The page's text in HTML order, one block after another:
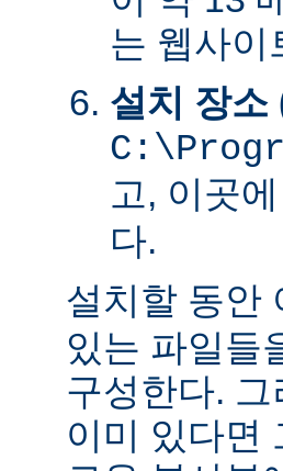
는 웹사이
설치 장
고, 이곳에
다.
설치할 동안
있는 파일들
구성한다.
이미 있다면